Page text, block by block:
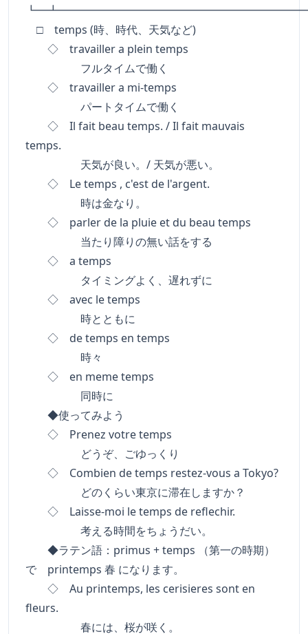
□ temps (時、時代、天気など)
◇ travailler a plein temps
フルタイムで働く
◇ travailler a mi-temps
パートタイムで働く
◇ Il fait beau temps. / Il fait mauvais
temps.
天気が良い。/ 天気が悪い。
◇ Le temps , c'est de l'argent.
時は金なり。
◇ parler de la pluie et du beau temps
当たり障りの無い話をする
◇ a temps
タイミングよく、遅れずに
◇ avec le temps
時とともに
◇ de temps en temps
時々
◇ en meme temps
同時に
◆使ってみよう
◇ Prenez votre temps
どうぞ、ごゆっくり
◇ Combien de temps restez-vous a Tokyo?
どのくらい東京に滞在しますか？
◇ Laisse-moi le temps de reflechir.
考える時間をちょうだい。
◆ラテン語：primus + temps （第一の時期）
で printemps 春 になります。
◇ Au printemps, les cerisieres sont en
fleurs.
春には、桜が咲く。